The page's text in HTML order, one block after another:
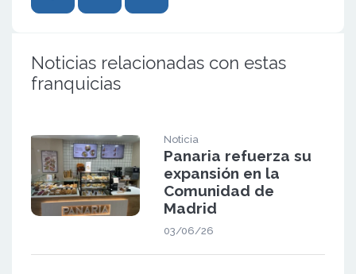
Noticias relacionadas con estas
franquicias
Noticia
Panaria refuerza su
expansión en la
Comunidad de
Madrid
03/06/26